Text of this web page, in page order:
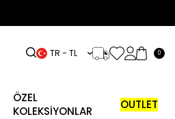
TR − TL 0
ÖZEL
KOLEKSİYONLAR
OUTLET